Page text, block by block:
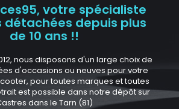
votre spécialiste
détachées depuis plus
de 10 ans !!
nous disposons d'un large choix de
d'occasions ou neuves pour votre
pour toutes marques et toutes
est possible dans notre dépôt sur
dans le Tarn (81)